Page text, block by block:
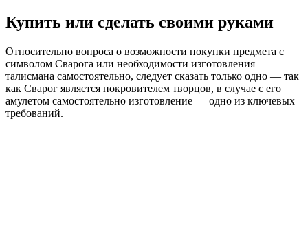
Купить или сделать своими руками
Относительно вопроса о возможности покупки предмета с
символом Сварога или необходимости изготовления
талисмана самостоятельно, следует сказать только одно — так
как Сварог является покровителем творцов, в случае с его
амулетом самостоятельно изготовление — одно из ключевых
требований.